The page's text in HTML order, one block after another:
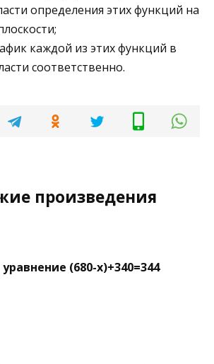
определения этих функций на
каждой из этих функций в
соответственно.
произведения
(680-х)+340=344